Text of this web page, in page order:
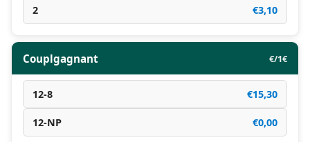
2 €3,10
Couplgagnant €/1€
12-8 €15,30
12-NP €0,00